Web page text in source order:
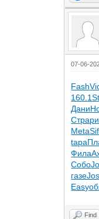
07-06-
Fash
160.1
Дани
Стра
Meta
tapa
Фила
Собо
газе
Easy
Find